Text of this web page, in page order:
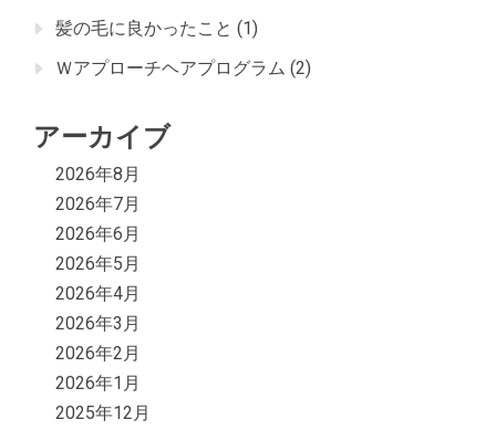
髪の毛に良かったこと (1)
Ｗアプローチヘアプログラム (2)
アーカイブ
2026年8月
2026年7月
2026年6月
2026年5月
2026年4月
2026年3月
2026年2月
2026年1月
2025年12月